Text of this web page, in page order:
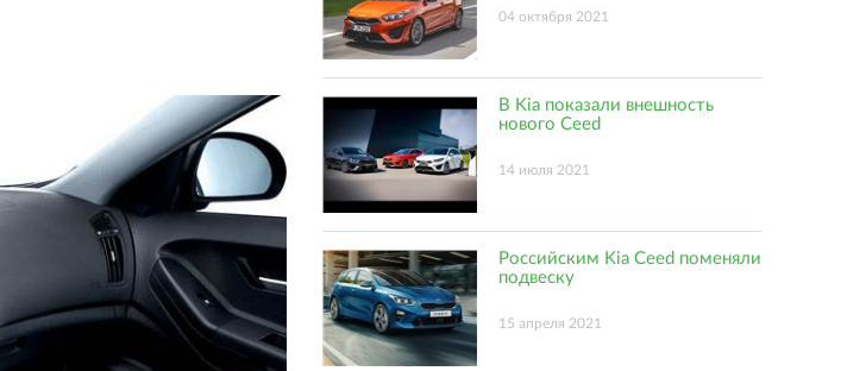
04 октября 2021
В Kia показали внешность
нового Ceed
14 июля 2021
Российским Kia Ceed поменяли
подвеску
15 апреля 2021